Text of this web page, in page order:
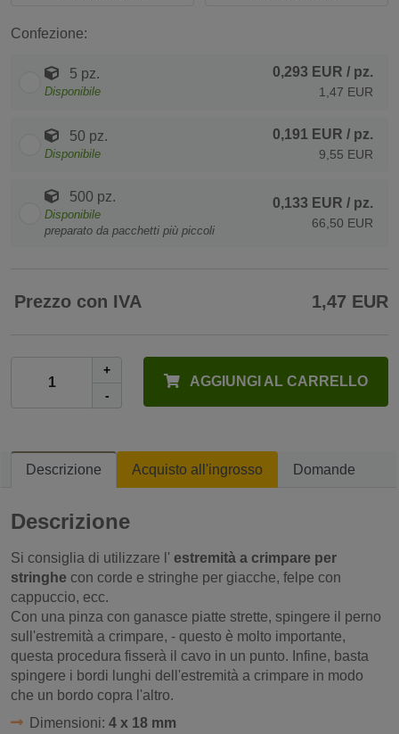
Confezione:
5 pz.
Disponibile
0,293 EUR / pz.
1,47 EUR
50 pz.
Disponibile
0,191 EUR / pz.
9,55 EUR
500 pz.
Disponibile
preparato da pacchetti più piccoli
0,133 EUR / pz.
66,50 EUR
Prezzo con IVA 1,47 EUR
+
-
AGGIUNGI AL CARRELLO
Descrizione Acquisto all'ingrosso Domande
Descrizione
Si consiglia di utilizzare l' estremità a crimpare per
stringhe con corde e stringhe per giacche, felpe con
cappuccio, ecc.
Con una pinza con ganasce piatte strette, spingere il perno
sull'estremità a crimpare, - questo è molto importante,
questa procedura fisserà il cavo in un punto. Infine, basta
spingere i bordi lunghi dell'estremità a crimpare in modo
che un bordo copra l'altro.
Dimensioni: 4 x 18 mm